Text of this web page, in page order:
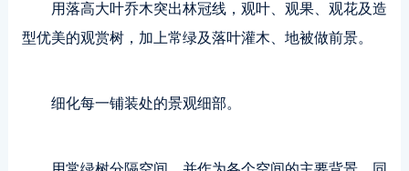
用落高大叶乔木突出林冠线，观叶、观果、观花及造
型优美的观赏树，加上常绿及落叶灌木、地被做前景。
细化每一铺装处的景观细部。